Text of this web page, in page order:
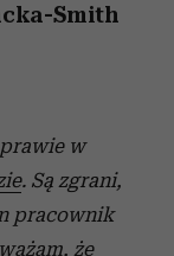
Smith
w
. Są zgrani,
pracownik
że